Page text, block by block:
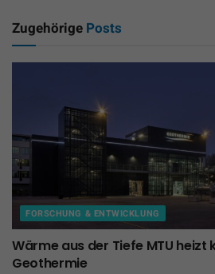
Zugehörige Posts
FORSCHUNG & ENTWICKLUNG
Wärme aus der Tiefe MTU heizt
Geothermie